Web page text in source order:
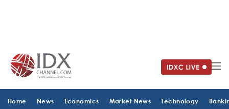
Home News Economics Market News Technology